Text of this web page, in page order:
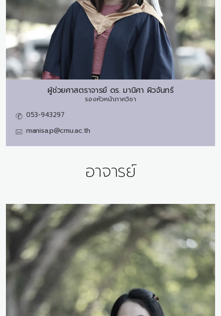
ผู้ช่วยศาสตราจารย์ ดร. มานิศา ผิวจันทร์
รองหัวหน้าภาควิชา
053-943297
manisa.p@cmu.ac.th
อาจารย์